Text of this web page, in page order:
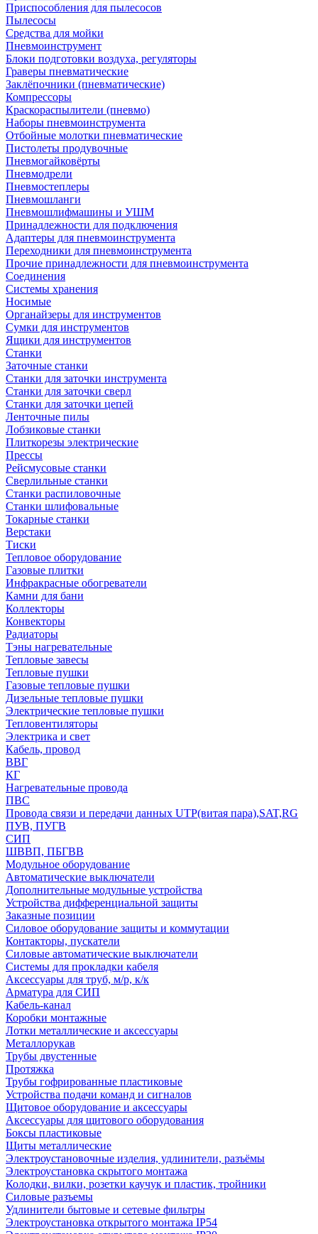
Приспособления для пылесосов
Пылесосы
Средства для мойки
Пневмоинструмент
Блоки подготовки воздуха, регуляторы
Граверы пневматические
Заклёпочники (пневматические)
Компрессоры
Краскораспылители (пневмо)
Наборы пневмоинструмента
Отбойные молотки пневматические
Пистолеты продувочные
Пневмогайковёрты
Пневмодрели
Пневмостеплеры
Пневмошланги
Пневмошлифмашины и УШМ
Принадлежности для подключения
Адаптеры для пневмоинструмента
Переходники для пневмоинструмента
Прочие принадлежности для пневмоинструмента
Соединения
Системы хранения
Носимые
Органайзеры для инструментов
Сумки для инструментов
Ящики для инструментов
Станки
Заточные станки
Станки для заточки инструмента
Станки для заточки сверл
Станки для заточки цепей
Ленточные пилы
Лобзиковые станки
Плиткорезы электрические
Прессы
Рейсмусовые станки
Сверлильные станки
Станки распиловочные
Станки шлифовальные
Токарные станки
Верстаки
Тиски
Тепловое оборудование
Газовые плитки
Инфракрасные обогреватели
Камни для бани
Коллекторы
Конвекторы
Радиаторы
Тэны нагревательные
Тепловые завесы
Тепловые пушки
Газовые тепловые пушки
Дизельные тепловые пушки
Электрические тепловые пушки
Тепловентиляторы
Электрика и свет
Кабель, провод
ВВГ
КГ
Нагревательные провода
ПВС
Провода связи и передачи данных UTP(витая пара),SAT,RG
ПУВ, ПУГВ
СИП
ШВВП, ПБГВВ
Модульное оборудование
Автоматические выключатели
Дополнительные модульные устройства
Устройства дифференциальной защиты
Заказные позиции
Силовое оборудование защиты и коммутации
Контакторы, пускатели
Силовые автоматические выключатели
Системы для прокладки кабеля
Аксессуары для труб, м/р, к/к
Арматура для СИП
Кабель-канал
Коробки монтажные
Лотки металлические и аксессуары
Металлорукав
Трубы двустенные
Протяжка
Трубы гофрированные пластиковые
Устройства подачи команд и сигналов
Щитовое оборудование и аксессуары
Аксессуары для щитового оборудования
Боксы пластиковые
Щиты металлические
Электроустановочные изделия, удлинители, разъёмы
Электроустановка скрытого монтажа
Колодки, вилки, розетки каучук и пластик, тройники
Силовые разъемы
Удлинители бытовые и сетевые фильтры
Электроустановка открытого монтажа IP54